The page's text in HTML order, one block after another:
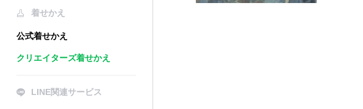
着せかえ
公式着せかえ
クリエイターズ着せかえ
LINE関連サービス